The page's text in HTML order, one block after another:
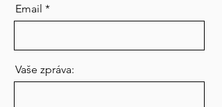
Email
Vaše zpráva: